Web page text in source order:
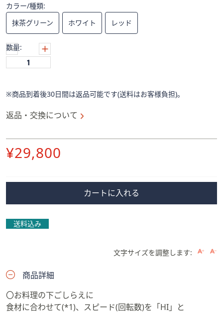
ワ
イ
プ
し
て
閲
で
ま
カラー/種類:
抹茶グリーン
ホワイト レッド
数量:
※商品到着後30日間は返品可能です(送料はお客様負担)。
返品・交換について
削
¥29,800
カートに入れる
送料込み
文字サイズを調整します:
商品詳細
〇お料理の下ごしらえに
食材に合わせて(*1)、スピード(回転数)を「HI」と